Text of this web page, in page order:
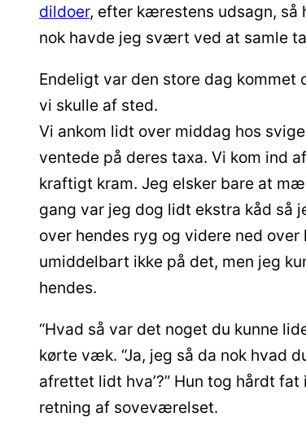
dildoer, efter kærestens udsagn, så
nok havde jeg svært ved at samle
Endeligt var den store dag
vi skulle af sted.
Vi ankom lidt over middag hos
ventede på deres taxa. Vi kom ind
kraftigt kram. Jeg elsker bare at
gang var jeg dog lidt ekstra kåd så
over hendes ryg og videre ned
umiddelbart ikke på det, men jeg
hendes.
“Hvad så var det noget du kunne
kørte væk. “Ja, jeg så da nok hvad
afrettet lidt hva’?” Hun tog hårdt
retning af soveværelset.